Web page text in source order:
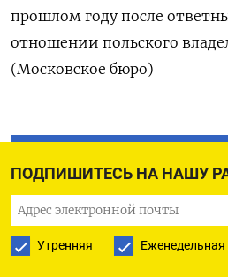
ПОДПИШИТЕСЬ НА НАШУ
Утренняя Еженедельная
прошлом году после
отношении польского
(Московское бюро)
ПОДПИСАТЬСЯ В